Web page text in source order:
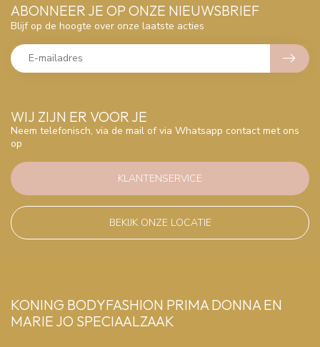
WIJ ZIJN ER VOOR JE
Neem telefonisch, via de mail of via Whatsapp contact met ons
op
KLANTENSERVICE
BEKIJK ONZE LOCATIE
ABONNEER JE OP ONZE NIEUWSBRIEF
Blijf op de hoogte over onze laatste acties
KONING BODYFASHION PRIMA DONNA EN
MARIE JO SPECIAALZAAK